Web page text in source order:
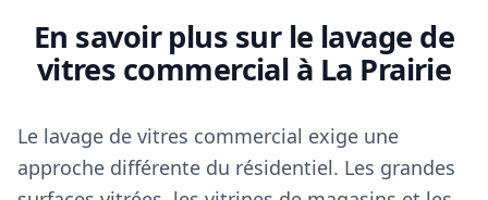
En savoir plus sur le lavage de
vitres commercial à La Prairie
Le lavage de vitres commercial exige une
approche différente du résidentiel. Les grandes